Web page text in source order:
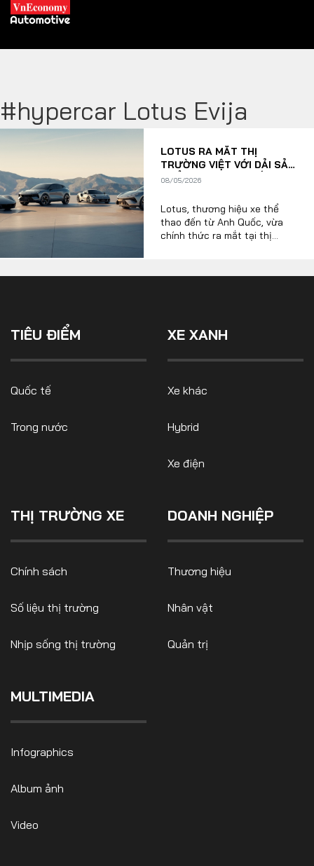
Tiêu điểm
XE XANH
Xe khác
Hybrid
Xe điện
THỊ TRƯỜNG XE
Số liệu thị trường
MULTIMEDIA
Infographics
TRA CỨU XE
DÒNG XE
FOLLOW US
0972271616
#hypercar Lotus Evija
LOTUS RA MẮT THỊ
TRƯỜNG VIỆT VỚI DẢI SẢN
PHẨM TỪ CƠ KHÍ ĐẾN SIÊU
08/05/2026
Lotus, thương hiệu xe thể
thao đến từ Anh Quốc, vừa
chính thức ra mắt tại thị
Emira, Eletre, Emeya và cả
thương hiệu này – từ cơ khí
thuần túy đến siêu xe điện.
TIÊU ĐIỂM
Quốc tế
Trong nước
XE XANH
Xe khác
Hybrid
Xe điện
THỊ TRƯỜNG XE
Chính sách
Số liệu thị trường
Nhịp sống thị trường
DOANH NGHIỆP
Thương hiệu
Nhân vật
Quản trị
MULTIMEDIA
Infographics
Album ảnh
Video